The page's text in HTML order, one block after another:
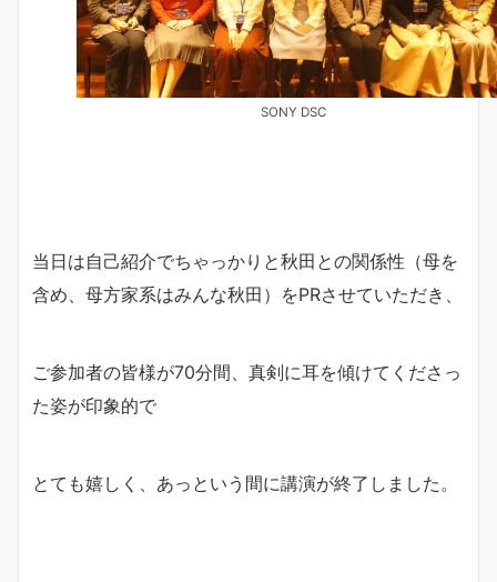
SONY DSC
当日は自己紹介でちゃっかりと秋田との関係性（母を
含め、母方家系はみんな秋田）をPRさせていただき、
ご参加者の皆様が70分間、真剣に耳を傾けてくださっ
た姿が印象的で
とても嬉しく、あっという間に講演が終了しました。